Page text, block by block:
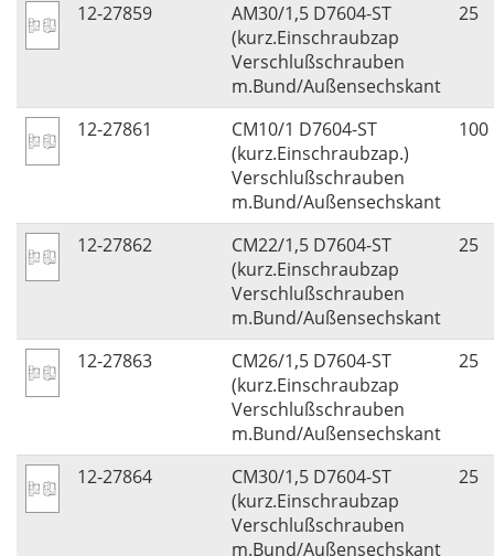
12-27859
AM30/1,5 D7604-ST
(kurz.Einschraubzap
Verschlußschrauben
m.Bund/Außensechskant
25
12-27861
CM10/1 D7604-ST
(kurz.Einschraubzap.)
Verschlußschrauben
m.Bund/Außensechskant
100
12-27862
CM22/1,5 D7604-ST
(kurz.Einschraubzap
Verschlußschrauben
m.Bund/Außensechskant
25
12-27863
CM26/1,5 D7604-ST
(kurz.Einschraubzap
Verschlußschrauben
m.Bund/Außensechskant
25
12-27864
CM30/1,5 D7604-ST
(kurz.Einschraubzap
Verschlußschrauben
m.Bund/Außensechskant
25